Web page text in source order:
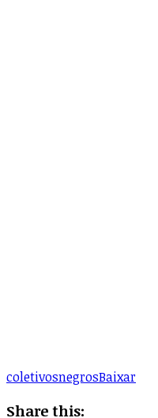
coletivosnegrosBaixar
Share this: